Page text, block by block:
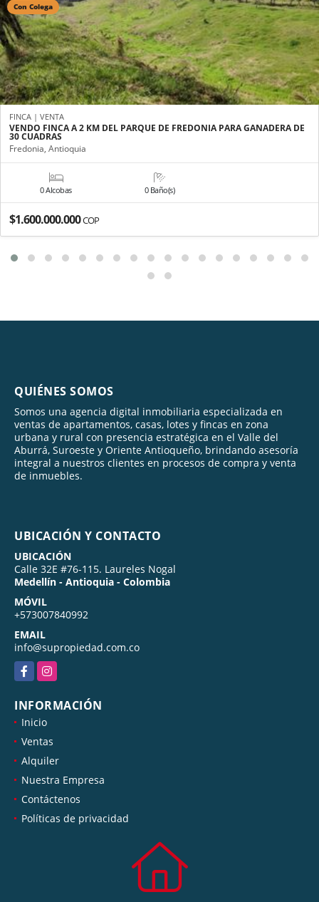
Con Colega
FINCA | VENTA
VENDO FINCA A 2 KM DEL PARQUE DE FREDONIA PARA GANADERA DE
30 CUADRAS
Fredonia, Antioquia
0 Alcobas 0 Baño(s)
$1.600.000.000COP
QUIÉNES SOMOS
Somos una agencia digital inmobiliaria especializada en
ventas de apartamentos, casas, lotes y fincas en zona
urbana y rural con presencia estratégica en el Valle del
Aburrá, Suroeste y Oriente Antioqueño, brindando asesoría
integral a nuestros clientes en procesos de compra y venta
de inmuebles.
UBICACIÓN Y CONTACTO
UBICACIÓN
Calle 32E #76-115. Laureles Nogal
Medellín - Antioquia - Colombia
MÓVIL
+573007840992
EMAIL
info@supropiedad.com.co
FacebookInstagram
INFORMACIÓN
Inicio
Ventas
Alquiler
Nuestra Empresa
Contáctenos
Políticas de privacidad